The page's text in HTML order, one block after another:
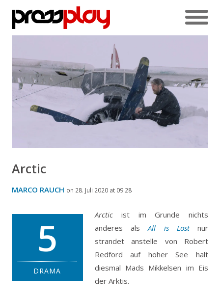
Arctic
MARCO RAUCH on 28. Juli 2020 at 09:28
5
DRAMA
Arcticist im Grunde nichts
anderes alsAll is Lostnur
strandet anstelle von Robert
Redford auf hoher See halt
diesmal Mads Mikkelsen im Eis
der Arktis.